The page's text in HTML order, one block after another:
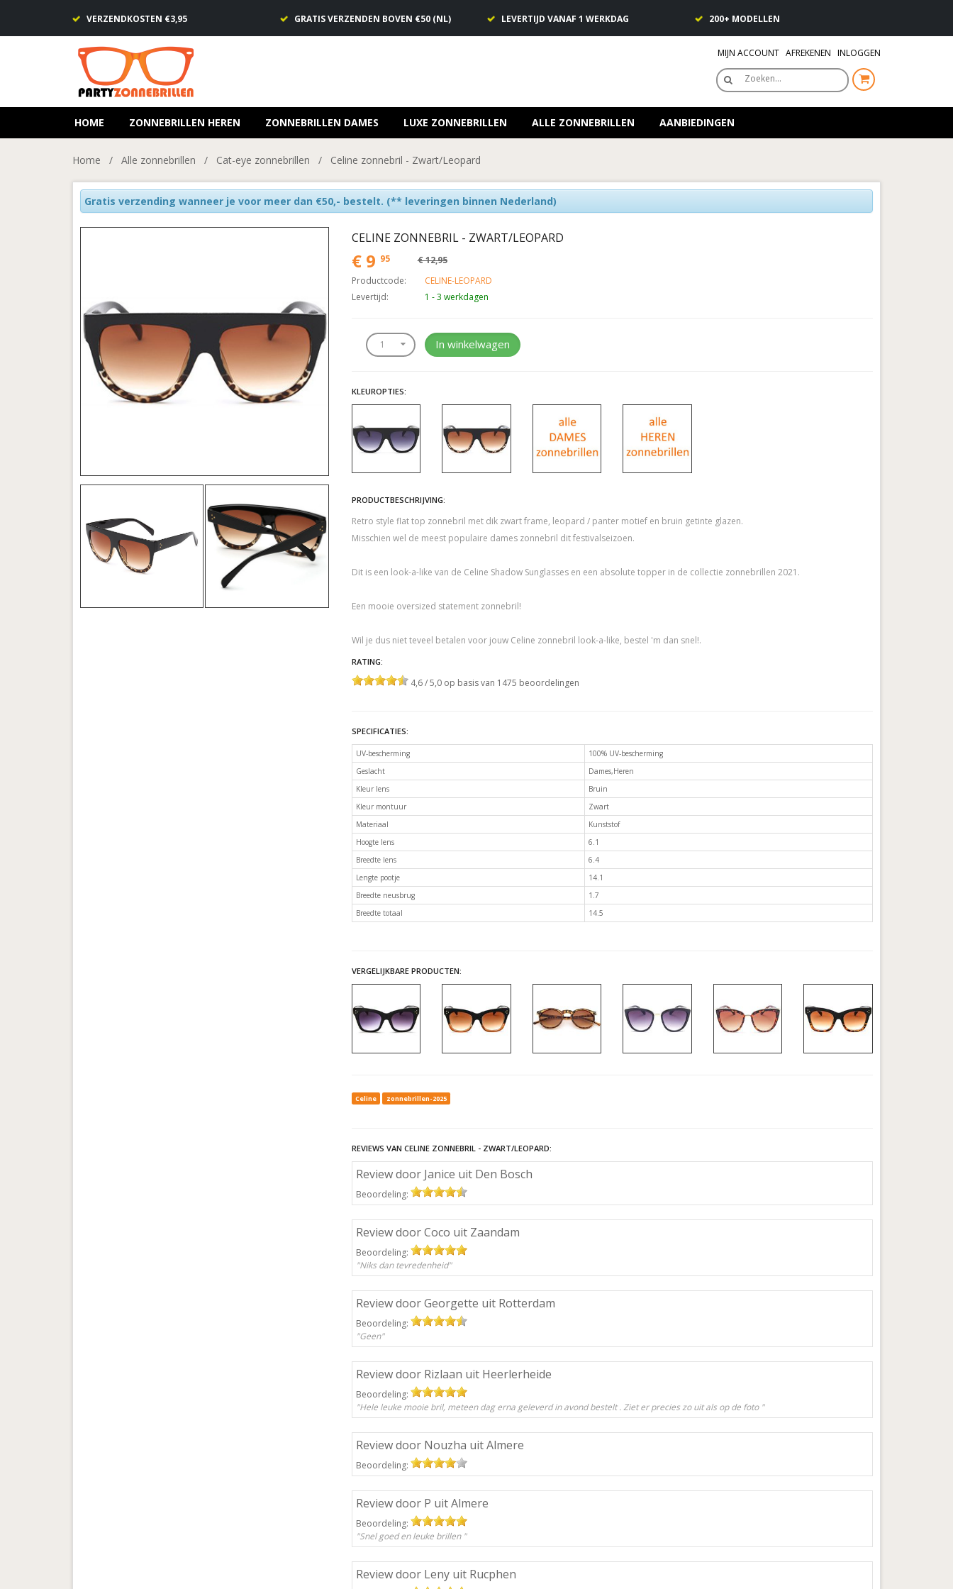
VERZENDKOSTEN €3,95 GRATIS VERZENDEN BOVEN €50 (NL) LEVERTIJD VANAF 1 WERKDAG 200+ MODELLEN
MIJN ACCOUNT AFREKENEN INLOGGEN
Zoeken…
HOME ZONNEBRILLEN HEREN ZONNEBRILLEN DAMES LUXE ZONNEBRILLEN ALLE ZONNEBRILLEN AANBIEDINGEN
Home / Alle zonnebrillen / Cat-eye zonnebrillen / Celine zonnebril - Zwart/Leopard
Gratis verzending wanneer je voor meer dan €50,- bestelt. (** leveringen binnen Nederland)
CELINE ZONNEBRIL - ZWART/LEOPARD
€ 9 95
€ 12,95
Productcode:
CELINE-LEOPARD
Levertijd:
1 - 3 werkdagen
In winkelwagen
KLEUROPTIES:
PRODUCTBESCHRIJVING:
Retro style flat top zonnebril met dik zwart frame, leopard / panter motief en bruin getinte glazen.
Misschien wel de meest populaire dames zonnebril dit festivalseizoen.
Dit is een look-a-like van de Celine Shadow Sunglasses en een absolute topper in de collectie zonnebrillen 2021.
Een mooie oversized statement zonnebril!
Wil je dus niet teveel betalen voor jouw Celine zonnebril look-a-like, bestel 'm dan snel!.
RATING:
4,6 / 5,0 op basis van 1475 beoordelingen
SPECIFICATIES:
UV-bescherming
100% UV-bescherming
Geslacht
Dames,Heren
Kleur lens
Bruin
Kleur montuur
Zwart
Materiaal
Kunststof
Hoogte lens
6.1
Breedte lens
6.4
Lengte pootje
14.1
Breedte neusbrug
1.7
Breedte totaal
14.5
VERGELIJKBARE PRODUCTEN:
Celine zonnebrillen-2025
REVIEWS VAN CELINE ZONNEBRIL - ZWART/LEOPARD:
Review door Janice uit Den Bosch
Beoordeling:
Review door Coco uit Zaandam
Beoordeling:
"Niks dan tevredenheid"
Review door Georgette uit Rotterdam
Beoordeling:
"Geen"
Review door Rizlaan uit Heerlerheide
Beoordeling:
"Hele leuke mooie bril, meteen dag erna geleverd in avond bestelt . Ziet er precies zo uit als op de foto "
Review door Nouzha uit Almere
Beoordeling:
Review door P uit Almere
Beoordeling:
"Snel goed en leuke brillen "
Review door Leny uit Rucphen